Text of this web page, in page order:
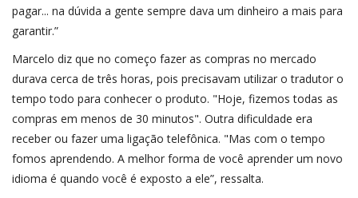
pagar... na dúvida a gente sempre dava um dinheiro a mais para
garantir.”
Marcelo diz que no começo fazer as compras no mercado
durava cerca de três horas, pois precisavam utilizar o tradutor o
tempo todo para conhecer o produto. "Hoje, fizemos todas as
compras em menos de 30 minutos". Outra dificuldade era
receber ou fazer uma ligação telefônica. "Mas com o tempo
fomos aprendendo. A melhor forma de você aprender um novo
idioma é quando você é exposto a ele”, ressalta.